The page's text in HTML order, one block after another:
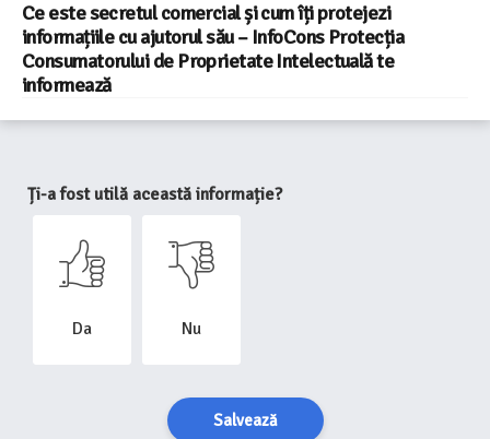
Ce este secretul comercial și cum îți protejezi
informațiile cu ajutorul său – InfoCons Protecția
Consumatorului de Proprietate Intelectuală te
informează
Ți-a fost utilă această informație?
Da Nu
Salvează